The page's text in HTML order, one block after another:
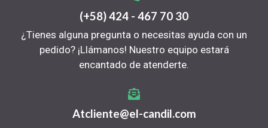
(+58) 424 - 467 70 30
¿Tienes alguna pregunta o necesitas ayuda con un
pedido? ¡Llámanos! Nuestro equipo estará
encantado de atenderte.
Atcliente@el-candil.com